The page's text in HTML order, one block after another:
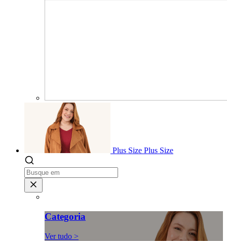
Plus Size Plus Size
Categoria
Ver tudo >